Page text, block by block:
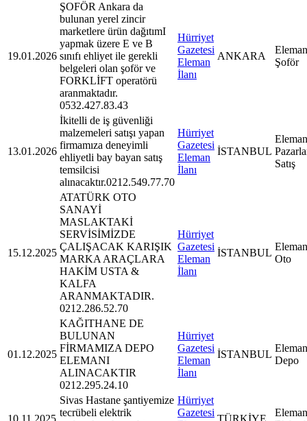
19.01.2026
ŞOFÖR Ankara da
bulunan yerel zincir
marketlere ürün dağıtımI
yapmak üzere E ve B
sınıfı ehliyet ile gerekli
belgeleri olan şoför ve
FORKLİFT operatörü
aranmaktadır.
0532.427.83.43
Hürriyet
Gazetesi
Eleman
İlanı
ANKARA
Şoför
13.01.2026
İkitelli de iş güvenliği
malzemeleri satışı yapan
firmamıza deneyimli
ehliyetli bay bayan satış
temsilcisi
alınacaktır.0212.549.77.70
Hürriyet
Gazetesi
Eleman
İlanı
İSTANBUL
Satış
15.12.2025
ATATÜRK OTO
SANAYİ
MASLAKTAKİ
SERVİSİMİZDE
ÇALIŞACAK KARIŞIK
MARKA ARAÇLARA
HAKİM USTA &
KALFA
ARANMAKTADIR.
0212.286.52.70
Hürriyet
Gazetesi
Eleman
İlanı
İSTANBUL
Oto
01.12.2025
KAĞITHANE DE
BULUNAN
FİRMAMIZA DEPO
ELEMANI
ALINACAKTIR
0212.295.24.10
Hürriyet
Gazetesi
Eleman
İlanı
İSTANBUL
Depo
Sivas Hastane şantiyemize
tecrübeli elektrik
Hürriyet
Gazetesi